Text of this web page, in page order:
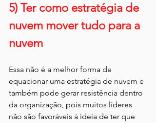
5) Ter como estratégia de
nuvem mover tudo para a
nuvem
Essa não é a melhor forma de
equacionar uma estratégia de nuvem e
também pode gerar resistência dentro
da organização, pois muitos líderes
não são favoráveis à ideia de ter que